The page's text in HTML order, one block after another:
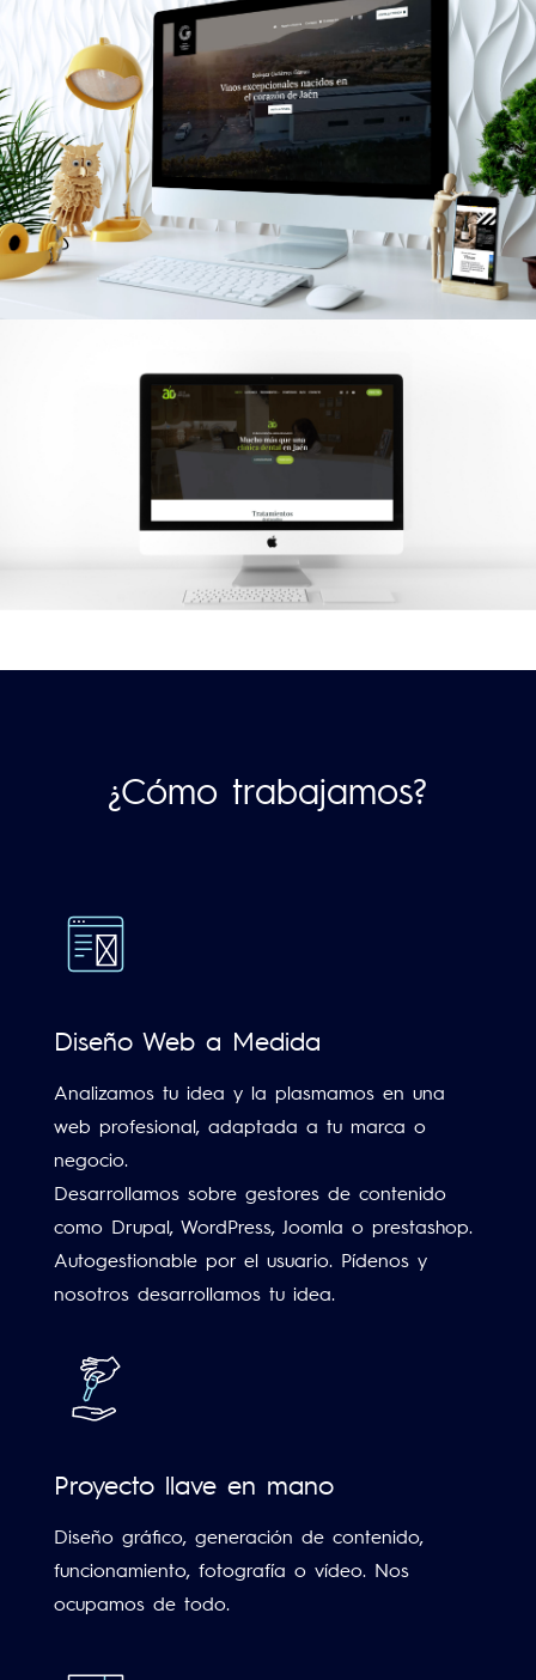
Bodegas Gutiérrez Gámez
Clínica dental Arias Delgado
¿Cómo trabajamos?
Diseño Web a Medida
Analizamos tu idea y la plasmamos en una
web profesional, adaptada a tu marca o
negocio.
Desarrollamos sobre gestores de contenido
como Drupal, WordPress, Joomla o prestashop.
Autogestionable por el usuario. Pídenos y
nosotros desarrollamos tu idea.
Proyecto llave en mano
Diseño gráfico, generación de contenido,
funcionamiento, fotografía o vídeo. Nos
ocupamos de todo.